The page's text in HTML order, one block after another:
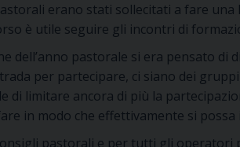
erano stati sollecitati a fare
è utile seguire gli incontri di
dell’anno pastorale si era pensato
per partecipare, ci siano dei
di limitare ancora di più la
in modo che effettivamente si possa
pastorali e per tutti gli operatori